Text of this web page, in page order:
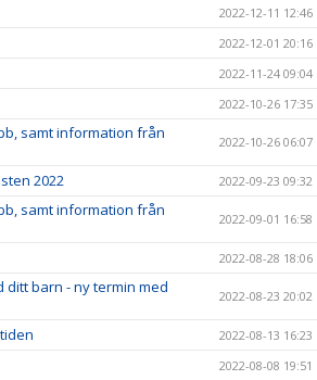
2022-12-11 12:46
2022-12-01 20:16
2022-11-24 09:04
2022-10-26 17:35
samt information från
2022-10-26 06:07
2022 2022-09-23 09:32
samt information från
2022-09-01 16:58
2022-08-28 18:06
ditt barn - ny termin med
2022-08-23 20:02
2022-08-13 16:23
2022-08-08 19:51